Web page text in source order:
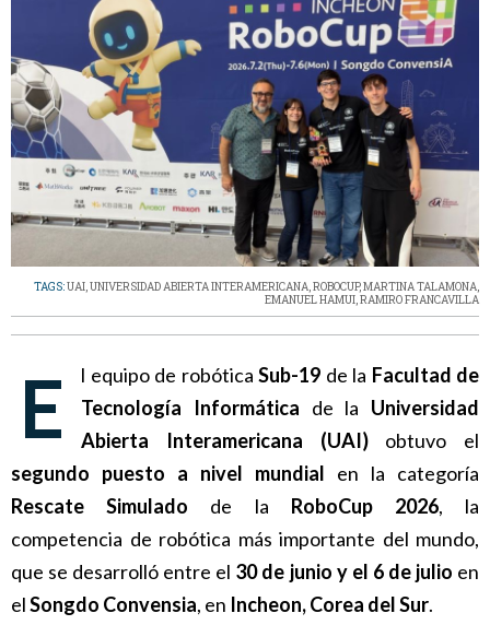
TAGS:UAI,UNIVERSIDAD ABIERTA INTERAMERICANA,ROBOCUP,MARTINA TALAMONA,
EMANUEL HAMUI,RAMIRO FRANCAVILLA
El equipo de robótica Sub-19 de la Facultad de
Tecnología Informática de la Universidad
Abierta Interamericana (UAI)obtuvo el
segundo puesto a nivel mundial en la categoría
Rescate Simulado de la RoboCup 2026, la
competencia de robótica más importante del mundo,
que se desarrolló entre el 30 de junio y el 6 de julio en
elSongdo Convensia, en Incheon, Corea del Sur.